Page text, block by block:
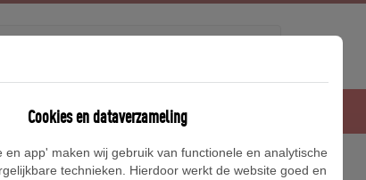
Home Nike Rival Sneakers
Cookies en dataverzameling
en app' maken wij gebruik van functionele en analytische
technieken. Hierdoor werkt de website goed en